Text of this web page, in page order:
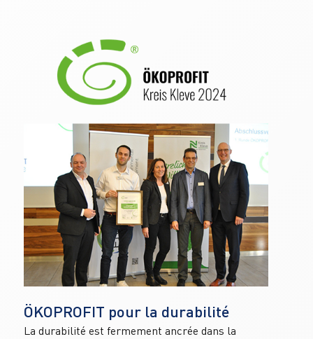
ÖKOPROFIT pour la durabilité
La durabilité est fermement ancrée dans la